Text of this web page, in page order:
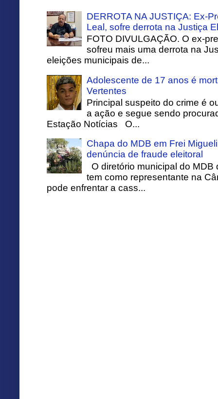
DERROTA NA JUSTIÇA: Ex-
Leal, sofre derrota na Justiça
FOTO DIVULGAÇÃO. O ex-
sofreu mais uma derrota na
eleições municipais de...
Adolescente de 17 anos é
Vertentes
Principal suspeito do crime é
a ação e segue sendo
Estação Notícias O...
Chapa do MDB em Frei
denúncia de fraude eleitoral
O diretório municipal do
tem como representante na
pode enfrentar a cass...